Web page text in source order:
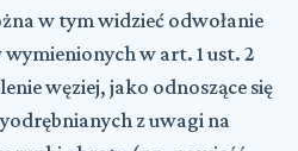
w tym widzieć odwołanie
w art. 1 ust. 2
węziej, jako odnoszące się
z uwagi na